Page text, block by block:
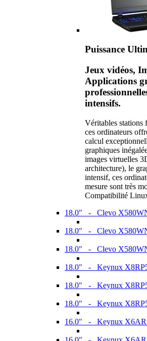
Puissance
Jeux vidéos,
Applications
intensifs.
Véritables stations
ces ordinateurs
calcul
graphiques
images virtuelles
architecture), le
intensif, ces
mesure sont très
Compatibilité
18.0" - Clevo
18.0" - Clevo
18.0" - Clevo
18.0" - Keynux
18.0" - Keynux
18.0" - Keynux
16.0" - Keynux